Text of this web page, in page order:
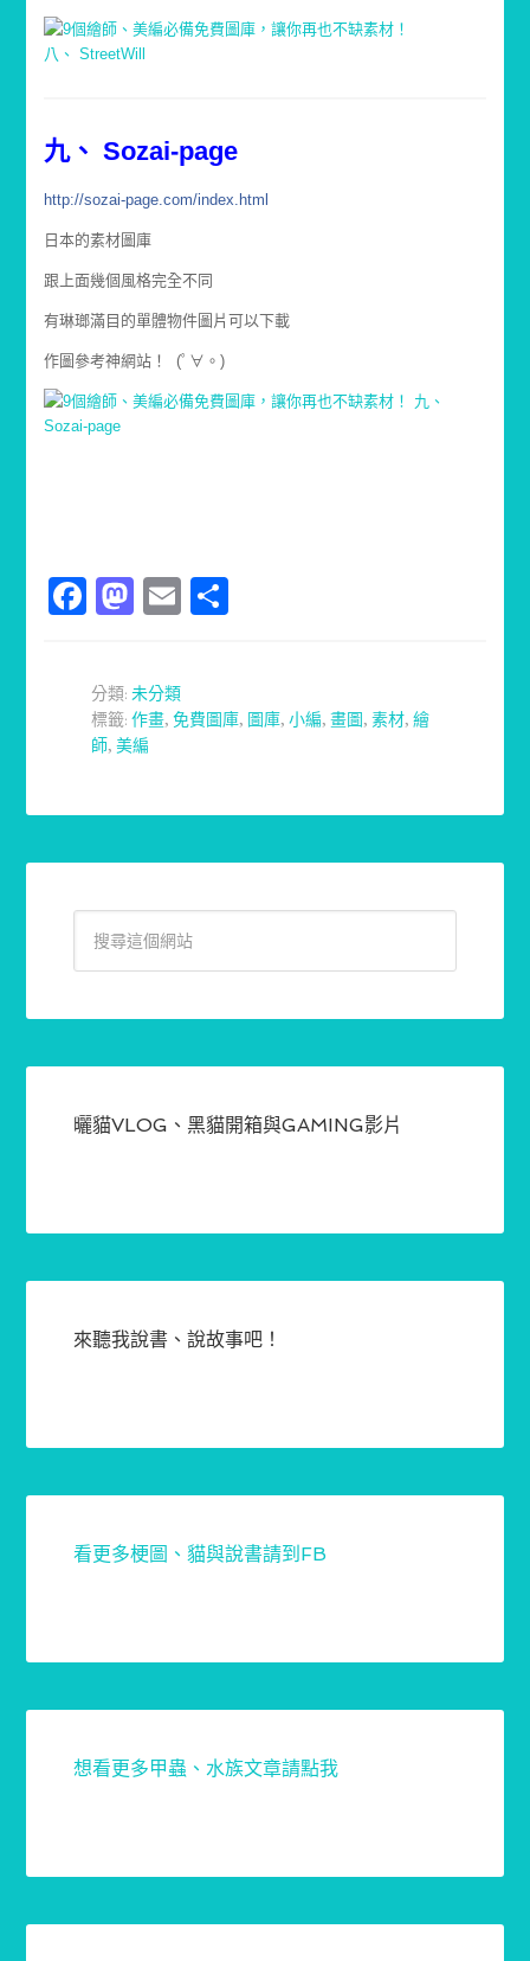
九、 Sozai-page
http://sozai-page.com/index.html
日本的素材圖庫
跟上面幾個風格完全不同
有琳瑯滿目的單體物件圖片可以下載
作圖參考神網站！ (ﾟ∀。)
Facebook
Mastodon
Email
分類:未分類
標籤:作畫,免費圖庫, 圖庫,小編,畫圖,素材,繪
師,美編
曬貓VLOG、黑貓開箱與GAMING影片
來聽我說書、說故事吧！
看更多梗圖、貓與說書請到FB
想看更多甲蟲、水族文章請點我